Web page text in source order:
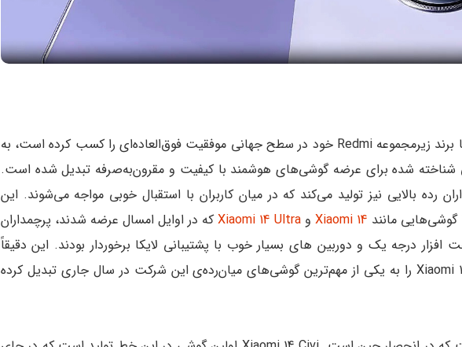
یک دهه است که شیائومی با برند زیرمجموعه Redmi خود در سطح جهانی موفقیت فوق‌العاده‌ای را کسب کرده است، به
شده برای عرضه گوشی‌های هوشمند با کیفیت و مقرون‌به‌صرفه تبدیل شده است.
رده بالایی نیز تولید می‌کند که در میان کاربران با استقبال خوبی مواجه می‌شوند. این
مانند Xiaomi 14 وXiaomi 14 Ultraکه در اوایل امسال عرضه شدند، پرچمداران
افزار درجه یک و دوربین های بسیار خوب با پشتیبانی لایکا برخوردار بودند. این دقیقاً
همان چیزی است که Xiaomi 14 Civi را به یکی از مهم‌ترین گوشی‌های میان‌رده‌ی این شرکت در سال جاری تبدیل کرده